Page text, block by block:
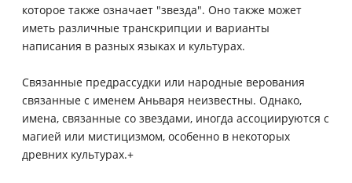
которое также означает "звезда". Оно также может
иметь различные транскрипции и варианты
написания в разных языках и культурах.
Связанные предрассудки или народные верования
связанные с именем Аньваря неизвестны. Однако,
имена, связанные со звездами, иногда ассоциируются с
магией или мистицизмом, особенно в некоторых
древних культурах.+